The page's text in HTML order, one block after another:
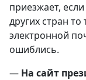
приезжает,
других стран
электронной
ошиблись.
— На сайт